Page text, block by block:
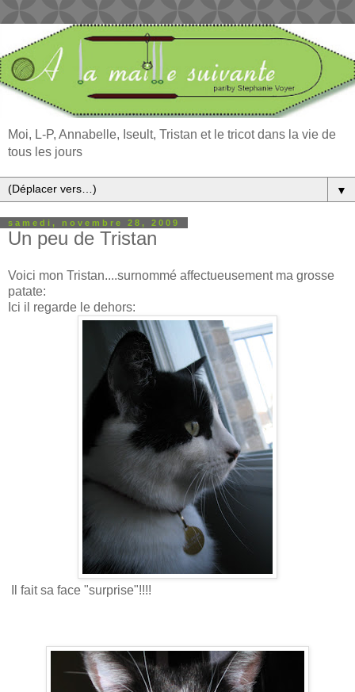
Moi, L-P, Annabelle, Iseult, Tristan et le tricot dans la vie de
tous les jours
▼
samedi, novembre 28, 2009
Un peu de Tristan
Voici mon Tristan....surnommé affectueusement ma grosse
patate:
Ici il regarde le dehors:
Il fait sa face "surprise"!!!!